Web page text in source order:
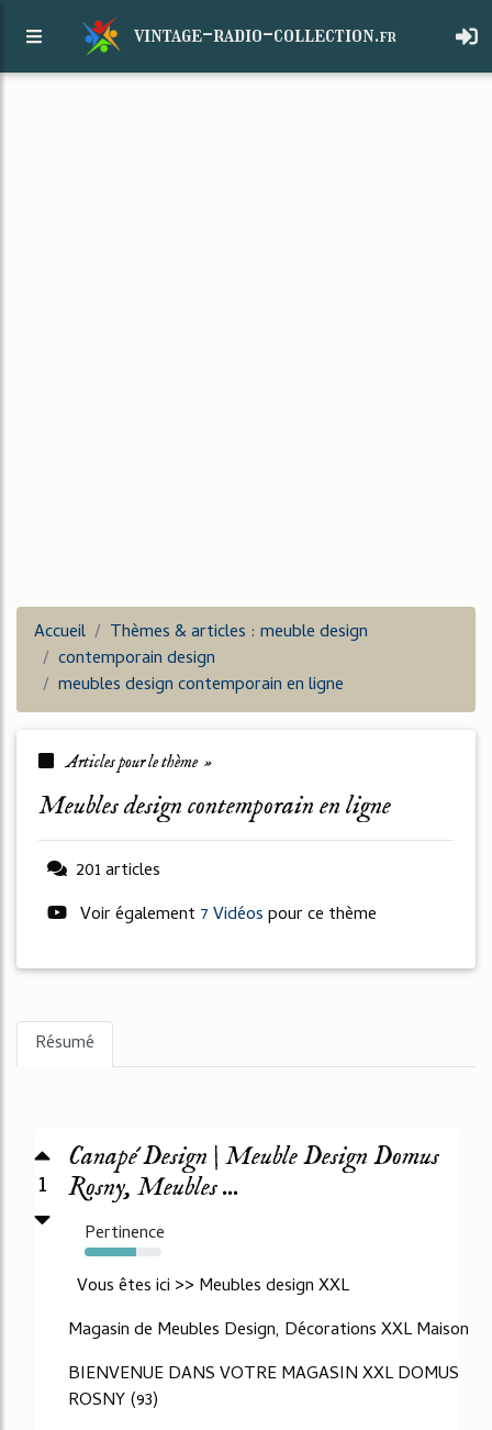
vintage-radio-collection.fr
Accueil
Thèmes & articles : meuble design
contemporain design
meubles design contemporain en ligne
Articles pour le thème »
meubles design contemporain en ligne
201 articles
Voir également 7 Vidéospour ce thème
Résumé
1
Canapé Design | Meuble Design Domus
Rosny, Meubles ...
Pertinence
67%
Vous êtes ici >> Meubles design XXL
Magasin de Meubles Design, Décorations XXL Maison
BIENVENUE DANS VOTRE MAGASIN XXL DOMUS
ROSNY (93)